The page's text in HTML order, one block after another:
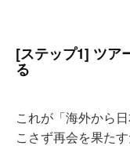
[ステップ1] ツア
る
これが「海外から
こさず再会を果た